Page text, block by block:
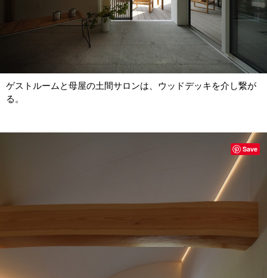
ゲストルームと母屋の土間サロンは、ウッドデッキを介し繋が
る。
Save